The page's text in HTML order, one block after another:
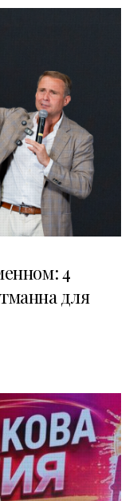
4
для